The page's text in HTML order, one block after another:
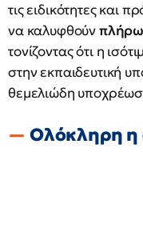
τις ειδικότητες και
να καλυφθούν
τονίζοντας ότι η
στην εκπαιδευτική
θεμελιώδη
Ολόκληρη η